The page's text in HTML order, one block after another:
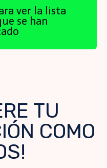
ver la lista
se han
TU
COMO